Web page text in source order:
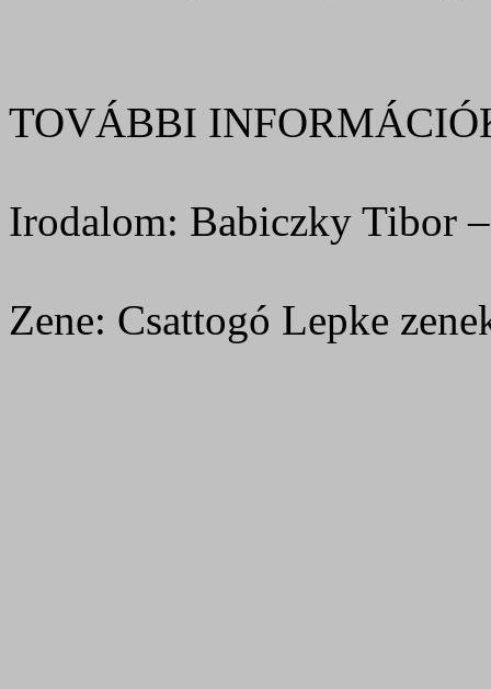
TOVÁBBI
Irodalom: Babiczky Tibor
Zene: Csattogó Lepke